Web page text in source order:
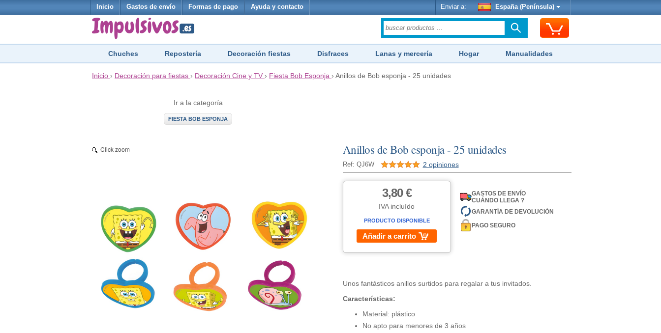
Inicio Gastos de envío Formas de pago Ayuda y contacto Enviar a: España (Península)
Chuches Repostería Decoración fiestas Disfraces Lanas y mercería Hogar Manualidades
Inicio › Decoración para fiestas › Decoración Cine y TV › Fiesta Bob Esponja › Anillos de Bob esponja - 25 unidades
Ir a la categoría
FIESTA BOB ESPONJA
Anillos de Bob esponja - 25 unidades
Ref: QJ6W 2 opiniones
Click zoom
3,80 €
IVA incluído
PRODUCTO DISPONIBLE
Añadir a carrito
GASTOS DE ENVÍO
CUÁNDO LLEGA ?
GARANTÍA DE DEVOLUCIÓN
PAGO SEGURO
Unos fantásticos anillos surtidos para regalar a tus invitados.
Características:
Material: plástico
No apto para menores de 3 años